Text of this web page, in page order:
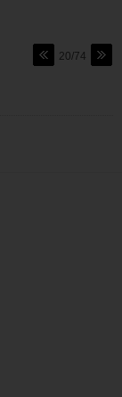
20/74